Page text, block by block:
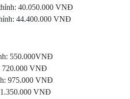
40.050.000 VNĐ
44.400.000 VNĐ
550.000VNĐ
720.000 VNĐ
975.000 VNĐ
VNĐ